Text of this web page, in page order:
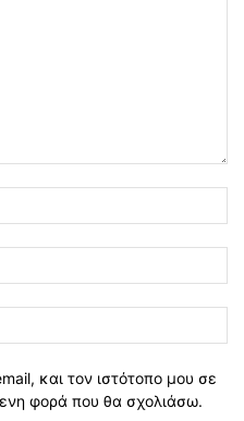
και τον ιστότοπο μου σε
φορά που θα σχολιάσω.